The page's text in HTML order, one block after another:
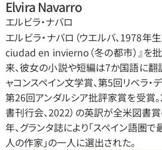
Elvira Navarro
エルビラ・ナバロ
エルビラ・ナバロ（ウエルバ、1978年
ciudad en invierno（冬の都市）』を
来、彼女の小説や短編は7か国語に翻
ャコンスペイン文学賞、第5回リベラ・
第26回アンダルシア批評家賞を受賞。
書刊行会、2022）の英訳が全米図書
年、グランタ誌により「スペイン語圏
人の作家」の一人に選出された。